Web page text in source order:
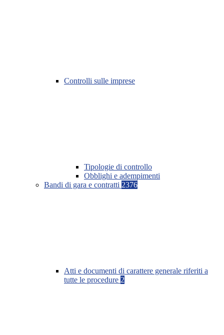
Controlli sulle imprese
Tipologie di controllo
Obblighi e adempimenti
Bandi di gara e contratti 2376
Atti e documenti di carattere generale riferiti a
tutte le procedure 2